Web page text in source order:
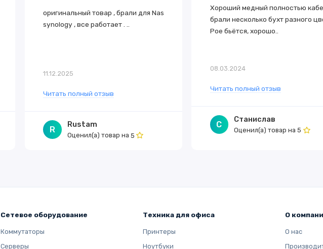
оригинальный товар , брали для Nas
synology , все работает . ..
11.12.2025
Читать полный отзыв
R
Rustam
Оценил(а) товар на 5
Хороший медный полностью
брали несколько бухт разного
Poe бьётся, хорошо..
08.03.2024
Читать полный отзыв
С
Станислав
Оценил(а) товар на5
Сетевое оборудование
Коммутаторы
Серверы
Техника для офиса
Принтеры
Ноутбуки
О
О нас